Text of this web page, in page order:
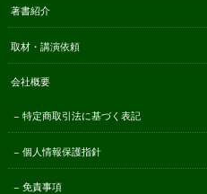
著書紹介
取材・講演依頼
会社概要
特定商取引法に基づく表記
個人情報保護指針
免責事項